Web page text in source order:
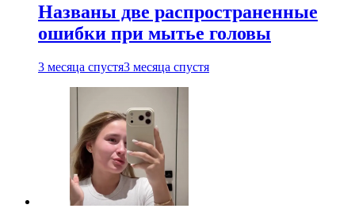
Названы две распространенные
ошибки при мытье головы
3 месяца спустя3 месяца спустя